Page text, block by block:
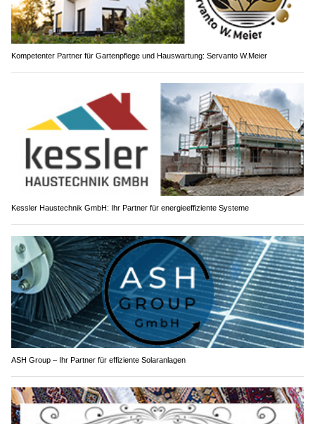
Kompetenter Partner für Gartenpflege und Hauswartung: Servanto W.Meier
Kessler Haustechnik GmbH: Ihr Partner für energieeffiziente Systeme
ASH Group – Ihr Partner für effiziente Solaranlagen